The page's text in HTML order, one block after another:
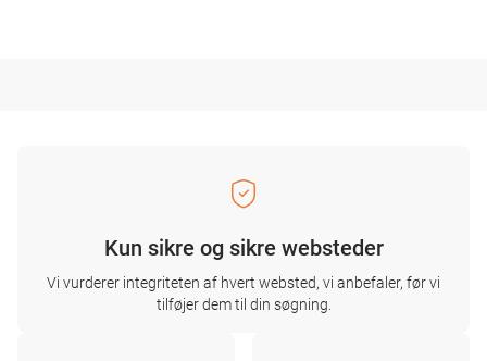
Kun sikre og sikre websteder
Vi vurderer integriteten af ​​hvert websted, vi anbefaler, før vi
tilføjer dem til din søgning.